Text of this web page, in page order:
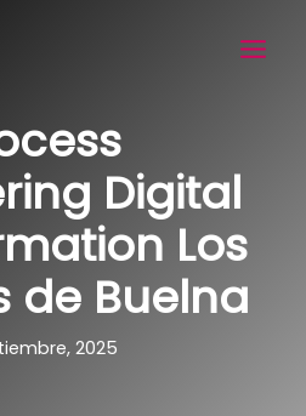
Digital
Los
de Buelna
2025